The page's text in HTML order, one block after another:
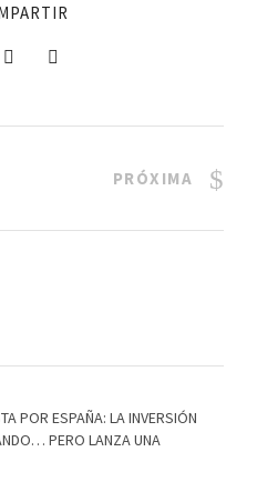
PRÓXIMA
POR ESPAÑA: LA INVERSIÓN
PERO LANZA UNA